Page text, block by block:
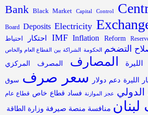
Bank Black Market Capital Control
Board Deposits Electricity
IMF Inflation Reform احتكار
احتياط
التضخم الحكومة الشراكة بين القطاع العام والخاص
الليرة المصارف المصرف المركزي
الليرة دعم دولار سعر صرف سوق
عجز الموازنة فساد قطاع خاص قطاع عام
منافسة منصة صيرفة وزارة الطاقة